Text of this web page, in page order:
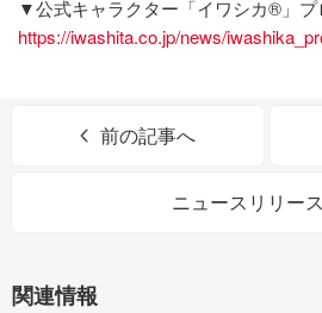
▼公式キャラクター「イワシカ®」プ
https://iwashita.co.jp/news/
前の記事へ
ニュースリリー
関連情報